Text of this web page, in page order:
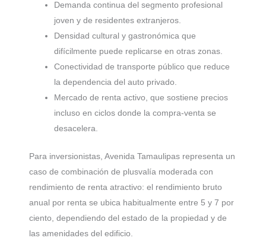
Demanda continua del segmento profesional
joven y de residentes extranjeros.
Densidad cultural y gastronómica que
difícilmente puede replicarse en otras zonas.
Conectividad de transporte público que reduce
la dependencia del auto privado.
Mercado de renta activo, que sostiene precios
incluso en ciclos donde la compra-venta se
desacelera.
Para inversionistas, Avenida Tamaulipas representa un
caso de combinación de plusvalía moderada con
rendimiento de renta atractivo: el rendimiento bruto
anual por renta se ubica habitualmente entre 5 y 7 por
ciento, dependiendo del estado de la propiedad y de
las amenidades del edificio.